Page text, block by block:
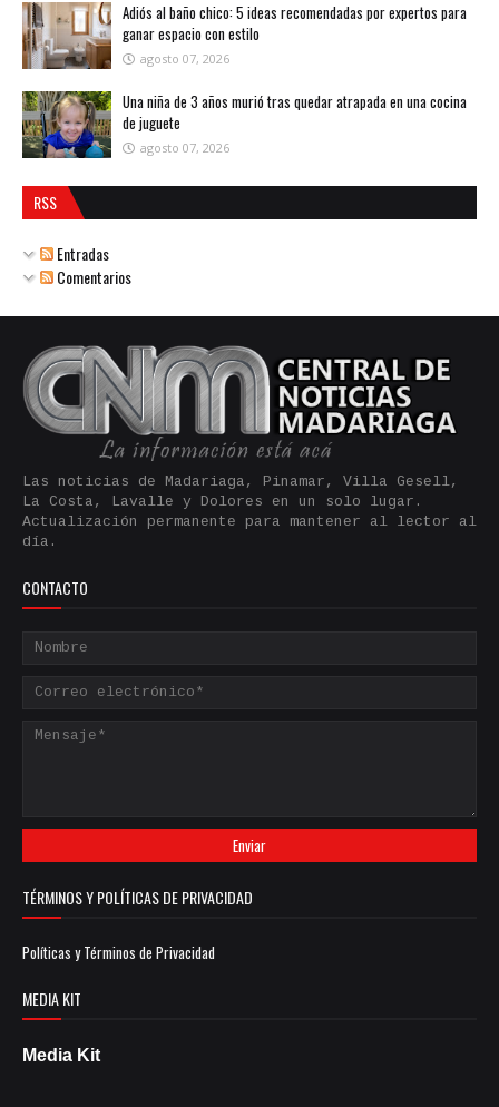
Adiós al baño chico: 5 ideas recomendadas por expertos para
ganar espacio con estilo
agosto 07, 2026
Una niña de 3 años murió tras quedar atrapada en una cocina
de juguete
agosto 07, 2026
RSS
Entradas
Comentarios
Las noticias de Madariaga, Pinamar, Villa Gesell,
La Costa, Lavalle y Dolores en un solo lugar.
Actualización permanente para mantener al lector al
día.
CONTACTO
TÉRMINOS Y POLÍTICAS DE PRIVACIDAD
Políticas y Términos de Privacidad
MEDIA KIT
Media Kit